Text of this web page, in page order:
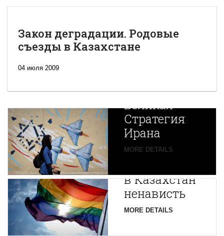
Закон деградации. Родовые
съезды в Казахстане
04 июля 2009
Новая
Великая
Стратегия
Ирана
MORE DETAILS
Путин
в Казахстан
ненависть
MORE DETAILS
Центральной
Азии
зарождается